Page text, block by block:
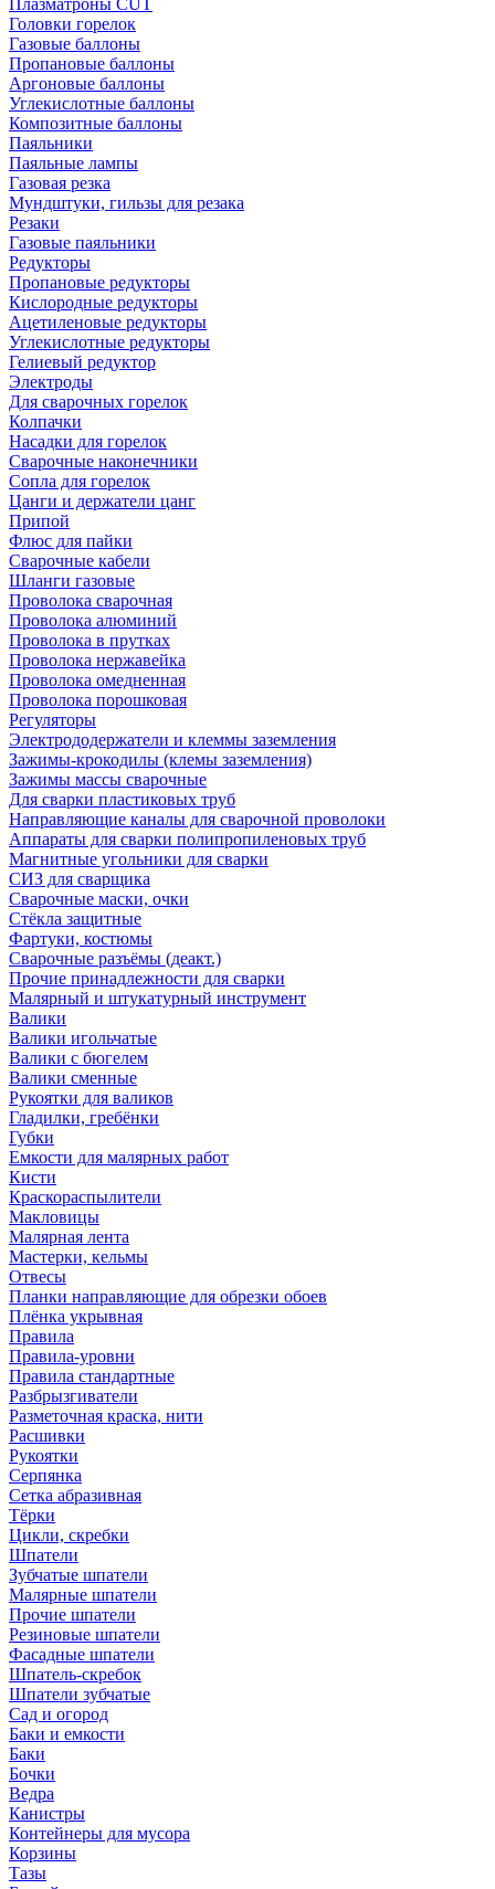
Плазматроны CUT
Головки горелок
Газовые баллоны
Пропановые баллоны
Аргоновые баллоны
Углекислотные баллоны
Композитные баллоны
Паяльники
Паяльные лампы
Газовая резка
Мундштуки, гильзы для резака
Резаки
Газовые паяльники
Редукторы
Пропановые редукторы
Кислородные редукторы
Ацетиленовые редукторы
Углекислотные редукторы
Гелиевый редуктор
Электроды
Для сварочных горелок
Колпачки
Насадки для горелок
Сварочные наконечники
Сопла для горелок
Цанги и держатели цанг
Припой
Флюс для пайки
Сварочные кабели
Шланги газовые
Проволока сварочная
Проволока алюминий
Проволока в прутках
Проволока нержавейка
Проволока омедненная
Проволока порошковая
Регуляторы
Электрододержатели и клеммы заземления
Зажимы-крокодилы (клемы заземления)
Зажимы массы сварочные
Для сварки пластиковых труб
Направляющие каналы для сварочной проволоки
Аппараты для сварки полипропиленовых труб
Магнитные угольники для сварки
СИЗ для сварщика
Сварочные маски, очки
Стёкла защитные
Фартуки, костюмы
Сварочные разъёмы (деакт.)
Прочие принадлежности для сварки
Малярный и штукатурный инструмент
Валики
Валики игольчатые
Валики с бюгелем
Валики сменные
Рукоятки для валиков
Гладилки, гребёнки
Губки
Емкости для малярных работ
Кисти
Краскораспылители
Макловицы
Малярная лента
Мастерки, кельмы
Отвесы
Планки направляющие для обрезки обоев
Плёнка укрывная
Правила
Правила-уровни
Правила стандартные
Разбрызгиватели
Разметочная краска, нити
Расшивки
Рукоятки
Серпянка
Сетка абразивная
Тёрки
Цикли, скребки
Шпатели
Зубчатые шпатели
Малярные шпатели
Прочие шпатели
Резиновые шпатели
Фасадные шпатели
Шпатель-скребок
Шпатели зубчатые
Сад и огород
Баки и емкости
Баки
Бочки
Ведра
Канистры
Контейнеры для мусора
Корзины
Тазы